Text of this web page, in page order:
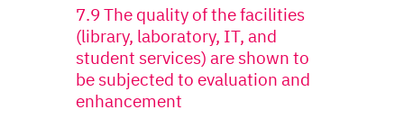
7.9 The quality of the facilities
(library, laboratory, IT, and
student services) are shown to
be subjected to evaluation and
enhancement